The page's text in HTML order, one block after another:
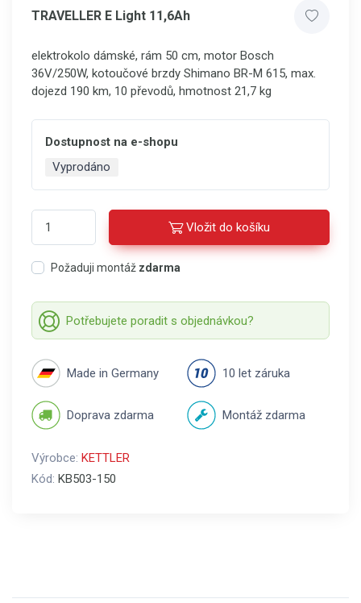
TRAVELLER E Light 11,6Ah
elektrokolo dámské, rám 50 cm, motor Bosch
36V/250W, kotoučové brzdy Shimano BR-M 615, max.
dojezd 190 km, 10 převodů, hmotnost 21,7 kg
Dostupnost na e-shopu
Vyprodáno
Vložit do košíku
Požaduji montáž zdarma
Potřebujete poradit s objednávkou?
Made in Germany 10 let záruka
Doprava zdarma Montáž zdarma
Výrobce: KETTLER
Kód: KB503-150